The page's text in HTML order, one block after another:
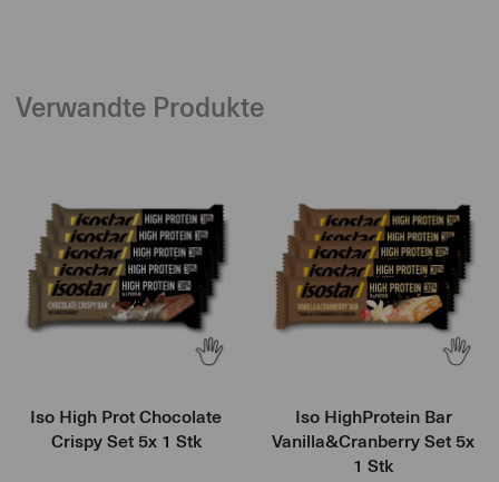
Verwandte Produkte
Iso High Prot Chocolate
Crispy Set 5x 1 Stk
Iso HighProtein Bar
Vanilla&Cranberry Set 5x
1 Stk